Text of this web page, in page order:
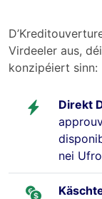
Virdeeler aus,
konzipéiert sinn:
Direkt
nei